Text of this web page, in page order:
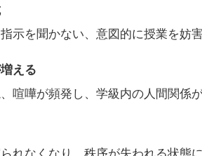
示を聞かない、意図的に授業を妨
える
喧嘩が頻発し、学級内の人間関係
れなくなり、秩序が失われる状態に